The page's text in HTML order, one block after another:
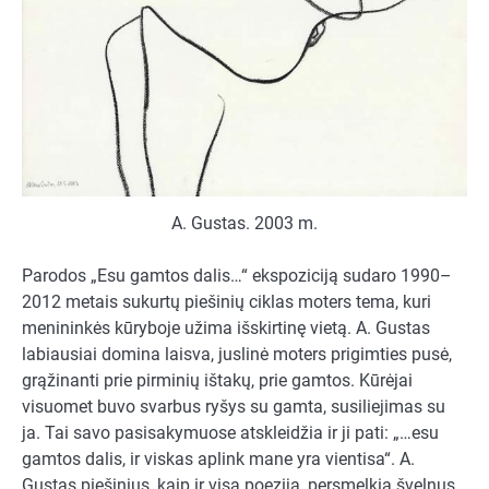
A. Gustas. 2003 m.
Parodos „Esu gamtos dalis…“ ekspoziciją sudaro 1990–
2012 metais sukurtų piešinių ciklas moters tema, kuri
menininkės kūryboje užima išskirtinę vietą. A. Gustas
labiausiai domina laisva, juslinė moters prigimties pusė,
grąžinanti prie pirminių ištakų, prie gamtos. Kūrėjai
visuomet buvo svarbus ryšys su gamta, susiliejimas su
ja. Tai savo pasisakymuose atskleidžia ir ji pati: „…esu
gamtos dalis, ir viskas aplink mane yra vientisa“. A.